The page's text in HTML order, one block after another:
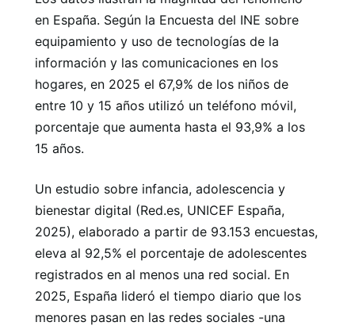
en España. Según la Encuesta del INE sobre
equipamiento y uso de tecnologías de la
información y las comunicaciones en los
hogares, en 2025 el 67,9% de los niños de
entre 10 y 15 años utilizó un teléfono móvil,
porcentaje que aumenta hasta el 93,9% a los
15 años.
Un estudio sobre infancia, adolescencia y
bienestar digital (Red.es, UNICEF España,
2025), elaborado a partir de 93.153 encuestas,
eleva al 92,5% el porcentaje de adolescentes
registrados en al menos una red social. En
2025, España lideró el tiempo diario que los
menores pasan en las redes sociales -una